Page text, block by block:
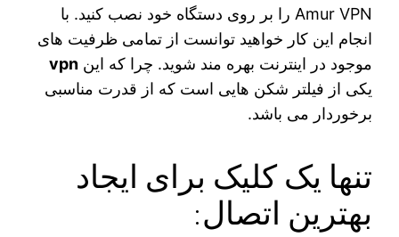
Amur VPN را بر روی دستگاه خود نصب کنید. با
انجام این کار خواهید توانست از تمامی ظرفیت های
موجود در اینترنت بهره مند شوید. چرا که این‌vpn
یکی از فیلتر شکن‌ هایی است که از قدرت مناسبی
برخوردار می باشد‌.
تنها یک کلیک برای ایجاد
بهترین اتصال: